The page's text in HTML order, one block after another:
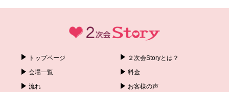
トップページ ２次会Storyとは？
会場一覧 料金
流れ お客様の声